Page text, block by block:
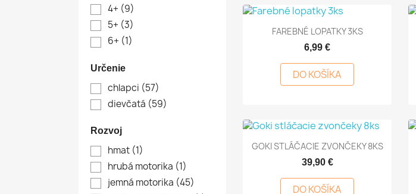
4+ (9)
5+ (3)
6+ (1)
Určenie
chlapci (57)
dievčatá (59)
Rozvoj
hmat (1)
hrubá motorika (1)
jemná motorika (45)
 Rýchly náhľad
FAREBNÉ LOPATKY 3KS
6,99 €
DO KOŠÍKA
 Rýchly náhľad
GOKI STLÁČACIE ZVONČEKY 8KS
39,90 €
DO KOŠÍKA